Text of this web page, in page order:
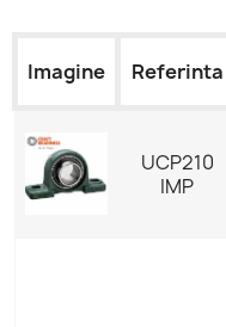
Imagine Referinta
UCP210
IMP